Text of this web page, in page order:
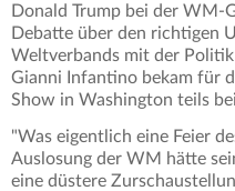
Donald Trump bei der WM-
Debatte über den richtigen
Weltverbands mit der
Gianni Infantino bekam für
Show in Washington teils
"Was eigentlich eine Feier
Auslosung der WM hätte
eine düstere